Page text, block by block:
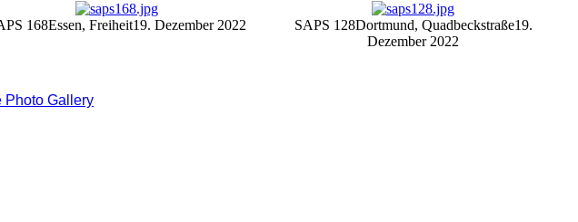
168Essen, Freiheit19. Dezember 2022 SAPS 128Dortmund, Quadbeckstraße19.
Dezember 2022
Photo Gallery